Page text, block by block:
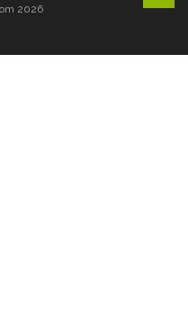
2026